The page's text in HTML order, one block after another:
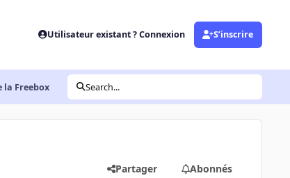
Utilisateur existant ? Connexion S’inscrire
la Freebox Search...
Partager Abonnés